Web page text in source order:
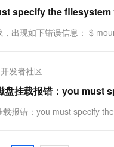
specify the filesystem
出现如下错误信息： $
发者社区
盘挂载报错：you must
报错：you must specify